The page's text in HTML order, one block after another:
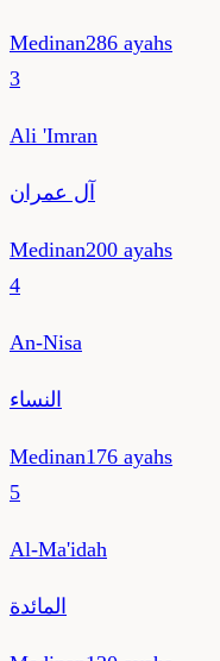
Medinan286 ayahs
3
Ali 'Imran
آل عمران
Medinan200 ayahs
4
An-Nisa
النساء
Medinan176 ayahs
5
Al-Ma'idah
المائدة